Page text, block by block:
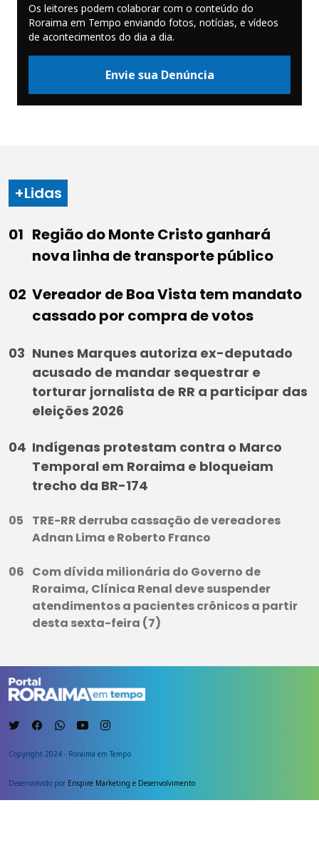
Os leitores podem colaborar com o conteúdo do
Roraima em Tempo enviando fotos, notícias, e vídeos
de acontecimentos do dia a dia.
Envie sua Denúncia
+Lidas
Região do Monte Cristo ganhará
nova linha de transporte público
Vereador de Boa Vista tem mandato
cassado por compra de votos
Nunes Marques autoriza ex-deputado
acusado de mandar sequestrar e
torturar jornalista de RR a participar das
eleições 2026
Indígenas protestam contra o Marco
Temporal em Roraima e bloqueiam
trecho da BR-174
TRE-RR derruba cassação de vereadores
Adnan Lima e Roberto Franco
Com dívida milionária do Governo de
Roraima, Clínica Renal deve suspender
atendimentos a pacientes crônicos a partir
desta sexta-feira (7)
Copyright 2024 - Roraima em Tempo
Desenvolvido por Enspire Marketing e Desenvolvimento